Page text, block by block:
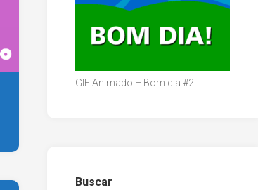
GIF Animado – Bom dia #2
Buscar